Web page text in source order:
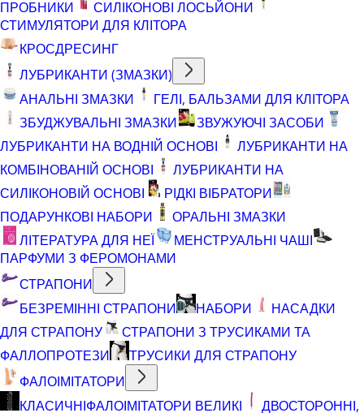
ПРОБНИКИ
СИЛІКОНОВІ ЛОСЬЙОНИ
СТИМУЛЯТОРИ ДЛЯ КЛІТОРА
КРОСДРЕСИНГ
ЛУБРИКАНТИ (ЗМАЗКИ)
АНАЛЬНІ ЗМАЗКИ
ГЕЛІ, БАЛЬЗАМИ ДЛЯ КЛІТОРА
ЗБУДЖУВАЛЬНІ ЗМАЗКИ
ЗВУЖУЮЧІ ЗАСОБИ
ЛУБРИКАНТИ НА ВОДНІЙ ОСНОВІ
ЛУБРИКАНТИ НА
КОМБІНОВАНІЙ ОСНОВІ
ЛУБРИКАНТИ НА
СИЛІКОНОВІЙ ОСНОВІ
РІДКІ ВІБРАТОРИ
ПОДАРУНКОВІ НАБОРИ
ОРАЛЬНІ ЗМАЗКИ
ЛІТЕРАТУРА ДЛЯ НЕЇ
МЕНСТРУАЛЬНІ ЧАШІ
ПАРФУМИ З ФЕРОМОНАМИ
СТРАПОНИ
БЕЗРЕМІННІ СТРАПОНИ
НАБОРИ
НАСАДКИ
ДЛЯ СТРАПОНУ
СТРАПОНИ З ТРУСИКАМИ ТА
ФАЛЛОПРОТЕЗИ
ТРУСИКИ ДЛЯ СТРАПОНУ
ФАЛОІМІТАТОРИ
КЛАСИЧНІФАЛОІМІТАТОРИ ВЕЛИКІ
ДВОСТОРОННІ,